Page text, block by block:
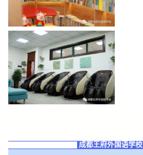
成都王府外国语学校